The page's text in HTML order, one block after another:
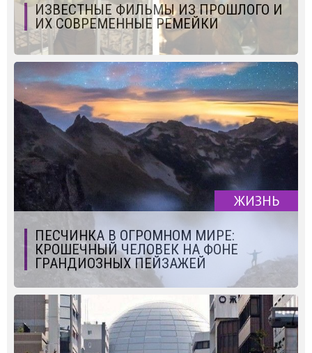
ИЗВЕСТНЫЕ ФИЛЬМЫ ИЗ ПРОШЛОГО И
ИХ СОВРЕМЕННЫЕ РЕМЕЙКИ
ЖИЗНЬ
ПЕСЧИНКА В ОГРОМНОМ МИРЕ:
КРОШЕЧНЫЙ ЧЕЛОВЕК НА ФОНЕ
ГРАНДИОЗНЫХ ПЕЙЗАЖЕЙ